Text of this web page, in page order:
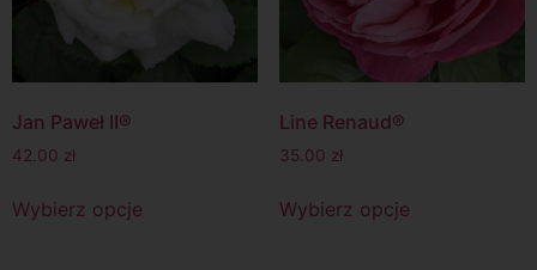
Jan Paweł II®
42.00 zł
Wybierz opcje
Line Renaud®
35.00 zł
Wybierz opcje